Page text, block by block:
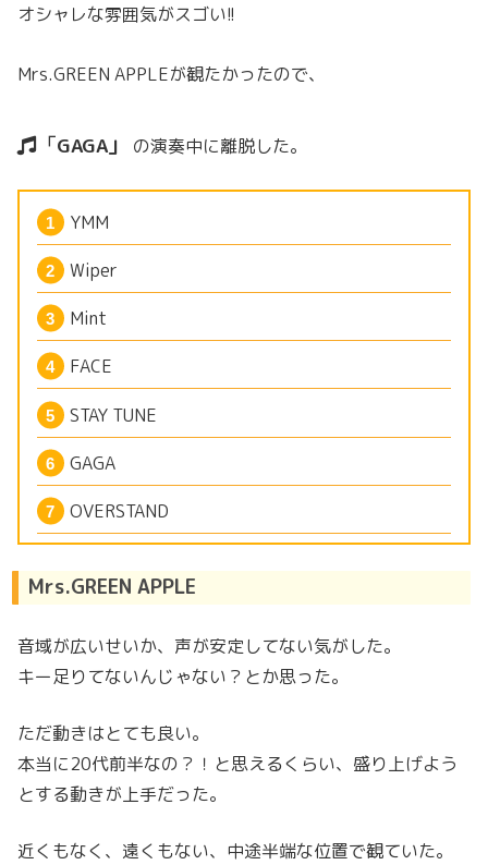
オシャレな雰囲気がスゴい!!
Mrs.GREEN APPLEが観たかったので、
GAGA の演奏中に離脱した。
YMM
Wiper
Mint
FACE
STAY TUNE
GAGA
OVERSTAND
Mrs.GREEN APPLE
音域が広いせいか、声が安定してない気がした。
キー足りてないんじゃない？とか思った。
ただ動きはとても良い。
本当に20代前半なの？！と思えるくらい、盛り上げよう
とする動きが上手だった。
近くもなく、遠くもない、中途半端な位置で観ていた。